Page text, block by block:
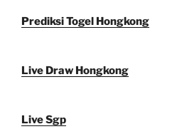
Prediksi Togel Hongkong
Live Draw Hongkong
Live Sgp